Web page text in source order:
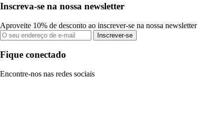
Inscreva-se na nossa newsletter
Aproveite 10% de desconto ao inscrever-se na nossa newsletter
Inscrever-se
Fique conectado
Encontre-nos nas redes sociais